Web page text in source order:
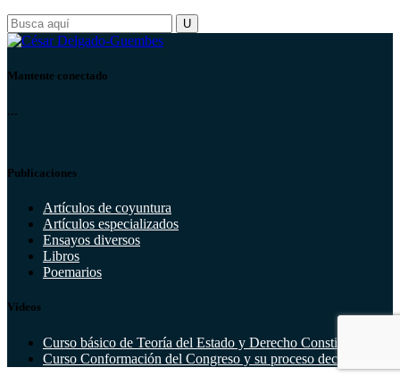
Mantente conectado
...
Publicaciones
Artículos de coyuntura
Artículos especializados
Ensayos diversos
Libros
Poemarios
Vídeos
Curso básico de Teoría del Estado y Derecho Constitucional
Curso Conformación del Congreso y su proceso decisorio